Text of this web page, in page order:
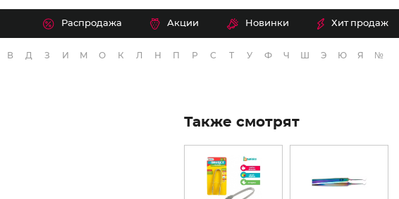
Распродажа Акции Новинки Хит продаж
В Д З И М О К Л Н П Р С Т У Ф Ч Э Ю Я №
Также смотрят